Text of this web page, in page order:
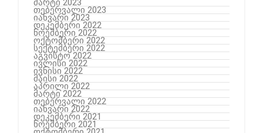
მარტი 2023
თებერვალი 2023
იანვარი 2023
დეკემბერი 2022
ნოემბერი 2022
ოქტომბერი 2022
სექტემბერი 2022
აგვისტო 2022
ივლისი 2022
ივნისი 2022
მაისი 2022
აპრილი 2022
მარტი 2022
თებერვალი 2022
იანვარი 2022
დეკემბერი 2021
ნოემბერი 2021